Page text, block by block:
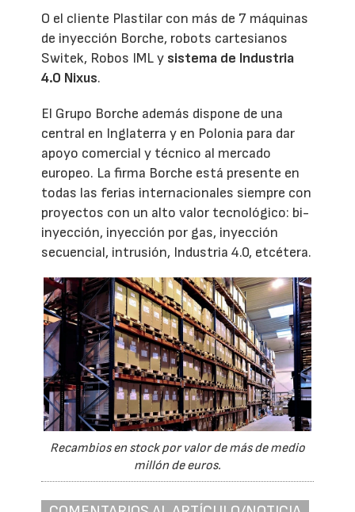
O el cliente Plastilar con más de 7 máquinas
de inyección Borche, robots cartesianos
Switek, Robos IML y sistema de Industria
4.0 Nixus.
El Grupo Borche además dispone de una
central en Inglaterra y en Polonia para dar
apoyo comercial y técnico al mercado
europeo. La firma Borche está presente en
todas las ferias internacionales siempre con
proyectos con un alto valor tecnológico: bi-
inyección, inyección por gas, inyección
secuencial, intrusión, Industria 4.0, etcétera.
Recambios en stock por valor de más de medio
millón de euros.